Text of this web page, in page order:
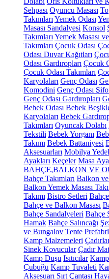
Sehpası Oyuncu Masası
Takımları Yemek Odası
Masası Sandalyesi Konsol
Takımları Yemek Masası
Takımları Çocuk Odası
Odası Duvar Kağıtları
Odası Gardıropları Çocuk
Çocuk Odası Takımları
Karyolaları Genç Odası
Komodini Genç Odası
Genç Odası Gardıropları
Bebek Odası Bebek
Karyolaları Bebek
Takımları Oyuncak Dolabı
Tekstili Bebek Yorganı
Takımı Bebek Battaniyesi
Aksesuarları Mobilya
Ayakları Keçeler Masa
BAHÇE,BALKON VE
Bahçe Takımları Balkon
Balkon Yemek Masası
Takımı Bistro Setleri
Bahçe ve Balkon Masası
Bahçe Sandalyeleri Bahçe
Hamak Bahçe Salıncağı
ve Bungalov Tente
Kamp Malzemeleri
Sinek Kovucular Çadır
Kamp Duşu Isıtıcılar Kamp
Çubuğu Kamp Tuvaleti
Aksesuarı Sırt Çantası